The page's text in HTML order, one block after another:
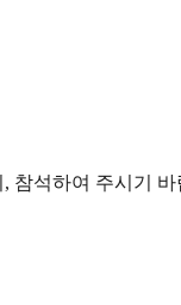
, 참석하여 주시기 바